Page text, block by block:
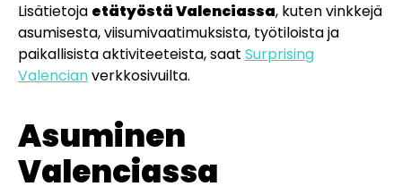
Lisätietoja etätyöstä Valenciassa, kuten vinkkejä
asumisesta, viisumivaatimuksista, työtiloista ja
paikallisista aktiviteeteista, saat Surprising
Valencianverkkosivuilta.
Asuminen
Valenciassa